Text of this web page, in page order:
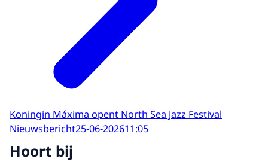
Koningin Máxima opent North Sea Jazz Festival
Nieuwsbericht25-06-202611:05
Hoort bij